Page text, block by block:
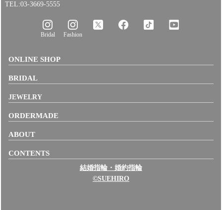
TEL:03-3669-5555
Bridal Fashion
ONLINE SHOP
BRIDAL
JEWELRY
ORDERMADE
ABOUT
CONTENTS
結婚指輪・婚約指輪
©SUEHIRO